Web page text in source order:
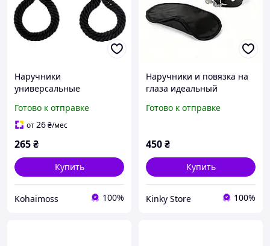
Наручники
универсальные
470 мм Черный для БДСМ
Готово к отправке
от26₴/мес
265₴
Купить
Kohaimoss 100%
Наручники и повязка на
глаза идеальный
Готово к отправке
450₴
Купить
Kinky Store 100%